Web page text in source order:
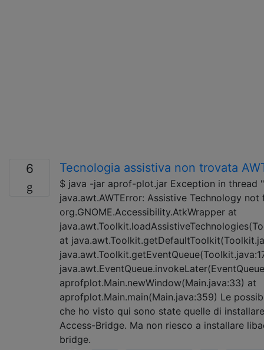
6 Tecnologia assistiva non trovata
$ java -jar aprof-plot.jar Exception in thread
java.awt.AWTError: Assistive Technology not
org.GNOME.Accessibility.AtkWrapper at
at
aprofplot.Main.newWindow(Main.java:33) at
aprofplot.Main.main(Main.java:359) Le
che ho visto qui sono state quelle di
Access-Bridge. Ma non riesco a installare
bridge.